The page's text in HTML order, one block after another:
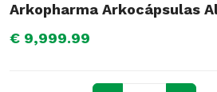
Arkopharma Arkocápsulas
€ 9,999.99